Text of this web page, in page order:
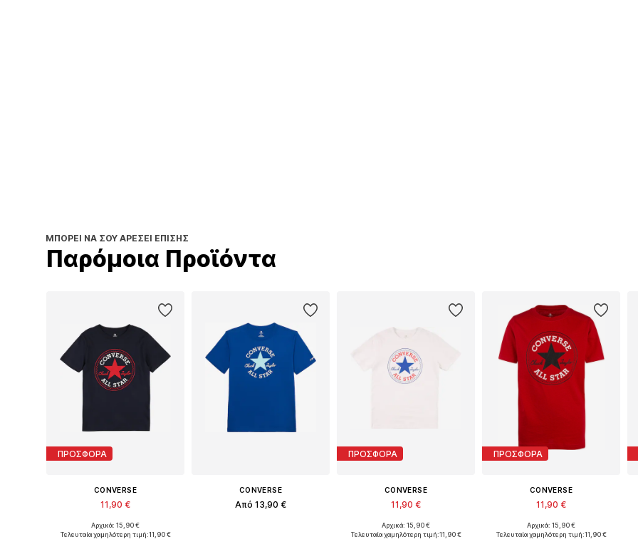
ΜΠΟΡΕΊ ΝΑ ΣΟΥ ΑΡΈΣΕΙ ΕΠΊΣΗΣ
Παρόμοια Προϊόντα
ΠΡΟΣΦΟΡΑ
CONVERSE
11,90 €
Αρχικά: 15,90 €
Τελευταία χαμηλότερη τιμή:11,90 €
CONVERSE
Από 13,90 €
ΠΡΟΣΦΟΡΑ
CONVERSE
11,90 €
Αρχικά: 15,90 €
Τελευταία χαμηλότερη τιμή:11,90 €
ΠΡΟΣΦΟΡΑ
CONVERSE
11,90 €
Αρχικά: 15,90 €
Τελευταία χαμηλότερη τιμή:11,90 €